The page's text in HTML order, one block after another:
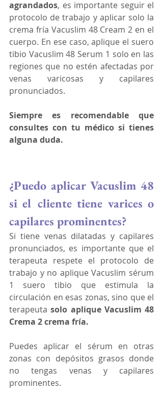
agrandados, es importante seguir el
protocolo de trabajo y aplicar solo la
crema fría Vacuslim 48 Cream 2 en el
cuerpo. En ese caso, aplique el suero
tibio Vacuslim 48 Serum 1 solo en las
regiones que no estén afectadas por
venas varicosas y capilares
pronunciados.
Siempre es recomendable que
consultes con tu médico si tienes
alguna duda.
¿Puedo aplicar Vacuslim 48
si el cliente tiene varices o
capilares prominentes?
Si tiene venas dilatadas y capilares
pronunciados, es importante que el
terapeuta respete el protocolo de
trabajo y no aplique Vacuslim sérum
1 suero tibio que estimula la
circulación en esas zonas, sino que el
terapeuta solo aplique Vacuslim 48
Crema 2 crema fría.
Puedes aplicar el sérum en otras
zonas con depósitos grasos donde
no tengas venas y capilares
prominentes.